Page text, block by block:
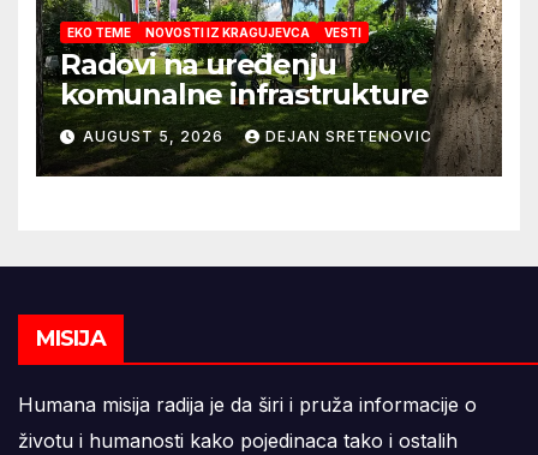
EKO TEME NOVOSTI IZ KRAGUJEVCA VESTI
Radovi na uređenju
komunalne infrastrukture
AUGUST 5, 2026 DEJAN SRETENOVIC
MISIJA
Humana misija radija je da širi i pruža informacije o
životu i humanosti kako pojedinaca tako i ostalih